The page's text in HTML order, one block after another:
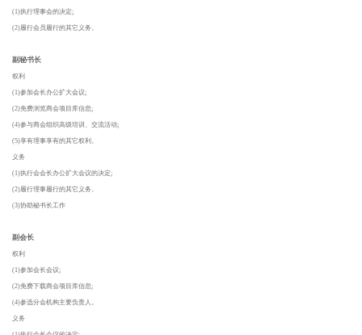
(1)执行理事会的决定;
(2)履行会员履行的其它义务。
副秘书长
权利
(1)参加会长办公扩大会议;
(2)免费浏览商会项目库信息;
(4)参与商会组织高级培训、交流活动;
(5)享有理事享有的其它权利。
义务
(1)执行会会长办公扩大会议的决定;
(2)履行理事履行的其它义务。
(3)协助秘书长工作
副会长
权利
(1)参加会长会议;
(2)免费下载商会项目库信息;
(4)参选分会机构主要负责人。
义务